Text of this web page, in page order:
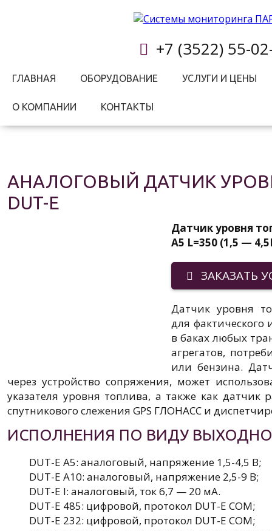
+7 (3522) 55-
ГЛАВНАЯ ОБОРУДОВАНИЕ УСЛУГИ И ЦЕНЫ
О КОМПАНИИ КОНТАКТЫ
АНАЛОГОВЫЙ ДАТЧИК
DUT-E
Датчик уровня
A5 L=350 (1,5 —
ЗАКАЗАТЬ
Датчик уровня
для фактического
в баках любых
агрегатов,
или бензина.
через устройство сопряжения, может
указателя уровня топлива, а также как датчик
спутникового слежения GPS ГЛОНАСС и
ИСПОЛНЕНИЯ ПО ВИДУ
DUT-E A5: аналоговый, напряжение 1,5-4,5 В;
DUT-E А10: аналоговый, напряжение 2,5-9 В;
DUT-E I: аналоговый, ток 6,7 — 20 мА.
DUT-E 485: цифровой, протокол DUT-E COM;
DUT-E 232: цифровой, протокол DUT-E COM;